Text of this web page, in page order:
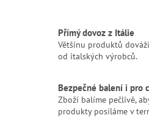
Přímý dovoz z Itálie
Většinu produktů
od italských výrobců.
Bezpečné balení i pro
Zboží balíme pečlivě,
produkty posíláme v